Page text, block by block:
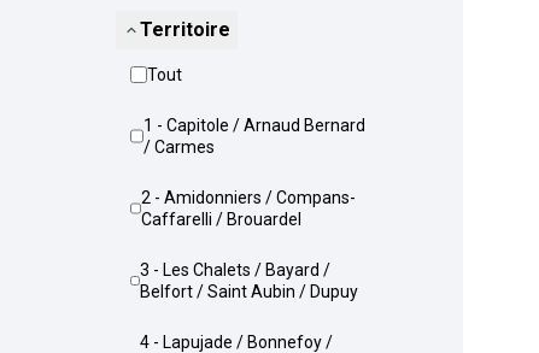
Territoire
Tout
1 - Capitole / Arnaud Bernard
/ Carmes
2 - Amidonniers / Compans-
Caffarelli / Brouardel
3 - Les Chalets / Bayard /
Belfort / Saint Aubin / Dupuy
4 - Lapujade / Bonnefoy /